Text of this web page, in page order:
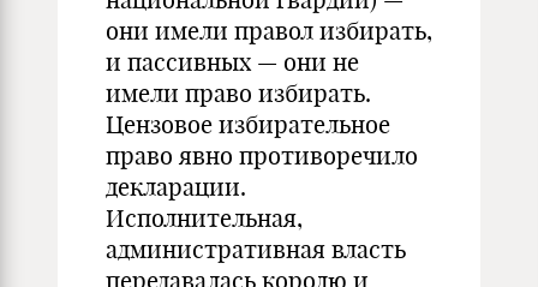
они имели правол избирать,
и пассивных — они не
имели право избирать.
Цензовое избирательное
право явно противоречило
декларации.
Исполнительная,
административная власть
передавалась королю и